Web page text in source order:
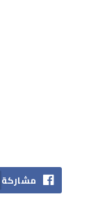
مشاركة